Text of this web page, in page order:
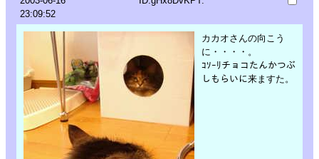
23:09:52
カカオさんの向こう
に・・・・。
ｺｿｰﾘチョコたんかつぶ
しもらいに来ますた。